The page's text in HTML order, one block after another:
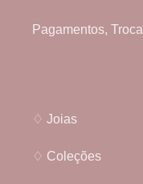
Pagamentos,
♢ Joias
♢ Coleções